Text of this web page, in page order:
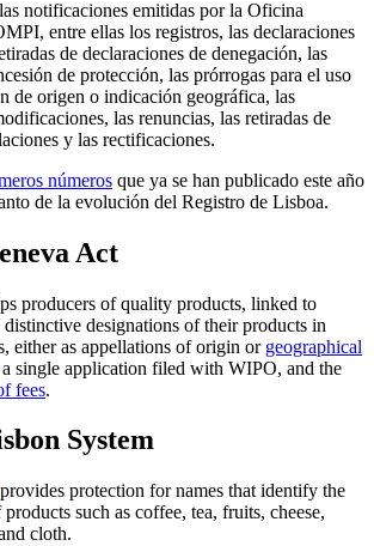
notificaciones emitidas por la Oficina
entre ellas los registros, las declaraciones
de declaraciones de denegación, las
de protección, las prórrogas para el uso
de origen o indicación geográfica, las
las renuncias, las retiradas de
y las rectificaciones.
números que ya se han publicado este año
de la evolución del Registro de Lisboa.
Act
producers of quality products, linked to
designations of their products in
either as appellations of origin or geographical
single application filed with WIPO, and the
fees.
System
provides protection for names that identify the
such as coffee, tea, fruits, cheese,
cloth.